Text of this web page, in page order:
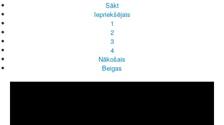
Sākt
Iepriekšējais
1
2
3
4
Nākošais
Beigas